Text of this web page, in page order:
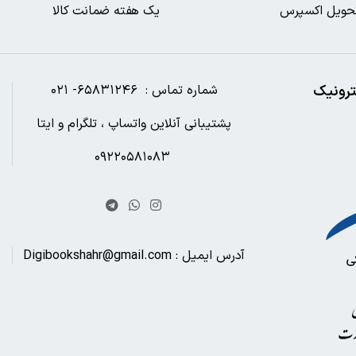
اکسپرس یک هفته ضمانت کالا
شماره تماس : ۶۵۸۳۱۲۴۶- ۰۲۱
پشتیبانی آنلاین واتساپ ، تلگرام و ایتا
آدرس ایمیل : Digibookshahr@gmail.com